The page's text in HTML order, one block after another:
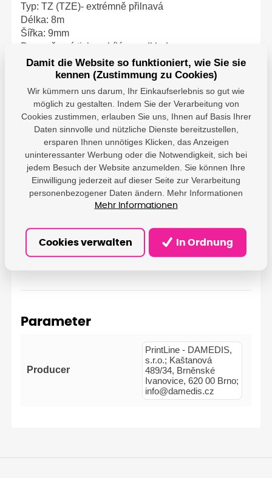
Typ: TZ (TZE)- extrémně přilnavá
Délka: 8m
Šířka: 9mm
Barva: černý tisk na bílém podkladu
Určena pro tiskárny: PT-GL200, PT-D200VP, PT-
D200, PT-900, PT-7100VP, PT-1290VPZG1, PT-
1290DT, PT-1290, PT-1280VP, PT-1280DT, PT-
1280CB, PT-1280, PT-1260VP, PT-1250, PT-
1230PC, PT-1200, PT-1090, PT-1080, PT-1010, PT-
1005FB, PT-1005F, PT-1005FTS, PT-1000, PT-340,
PT-300, PT-220, PT-2100VP, PT-2030VP, PT-
1950VP, PT-18R, PT-1850, PT-1830, PT-1750, PT-
7600VP, PT-7500VP, PT-350, PT-310, PT-2730VP,
PT-2700VP, PT-2500PC, PT-2480, TP-2470, PT-
2460, PT-2450, PT-2430PC, PT-2420PC, PT-2400,
1400, PT-9800PCN, PT-9700PC, PT-9600, PT-
9500PC, PT-9400, PT-9200PC, PT-9200DX, PT-550,
PT-3600, PT-3000, ...
Parameter
Producer
PrintLine - DAMEDIS,
s.r.o.; Kaštanová
489/34, Brněnské
Ivanovice, 620 00 Brno;
info@damedis.cz
Damit die Website so funktioniert, wie Sie sie
kennen (Zustimmung zu Cookies)
Wir kümmern uns darum, Ihr Einkaufserlebnis so gut wie
möglich zu gestalten. Indem Sie der Verarbeitung von
Cookies zustimmen, erlauben Sie uns, Ihnen auf Basis Ihrer
Daten sinnvolle und nützliche Dienste bereitzustellen,
ersparen Ihnen unnötiges Klicken, das Anzeigen
uninteressanter Werbung oder die Notwendigkeit, sich bei
jedem Besuch der Website anzumelden. Sie können Ihre
Einwilligung jederzeit auf dieser Seite zur Verarbeitung
personenbezogener Daten ändern. Mehr Informationen
Mehr Informationen
Cookies verwalten In Ordnung